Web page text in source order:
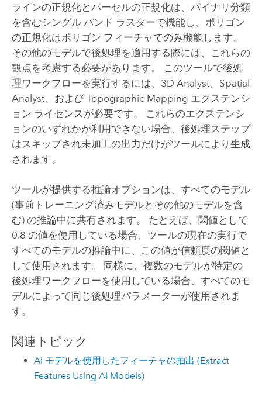
ラインの正規化とパーセルの正規化は、バイナリ分類
を含むシングル バンド ラスターで機能し、ポリゴン
の正規化はポリゴン フィーチャでのみ機能します。
その他のモデルで後処理を適用する際には、これらの
観点を考慮する必要があります。 このツールで後処
理ワークフローを実行するには、 3D Analyst、 Spatial
Analyst、および Topographic Mapping エクステンシ
ョン ライセンスが必要です。 これらのエクステンシ
ョンのいずれかが利用できない場合、後処理ステップ
はスキップされ未加工の出力だけがツールにより生成
されます。
ツールが提供する推論オプションは、すべてのモデル
(事前トレーニング済みモデルとその他のモデルを含
む) の推論中に共有されます。 たとえば、閾値として
0.8 の値を使用している場合、ツールの現在の実行で
すべてのモデルの推論中に、この値が信頼度の閾値と
して使用されます。 同様に、複数のモデルが特定の
後処理ワークフローを使用している場合、すべてのモ
デルによって同じ後処理パラメーターが使用されま
す。
関連トピック
AI モデルを使用したフィーチャの抽出 (Extract
Features Using AI Models)